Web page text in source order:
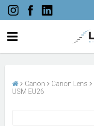
Canon Canon Lens
USM EU26